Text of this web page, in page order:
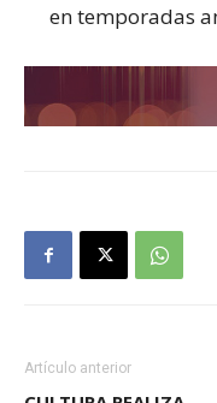
en temporadas
Artículo anterior